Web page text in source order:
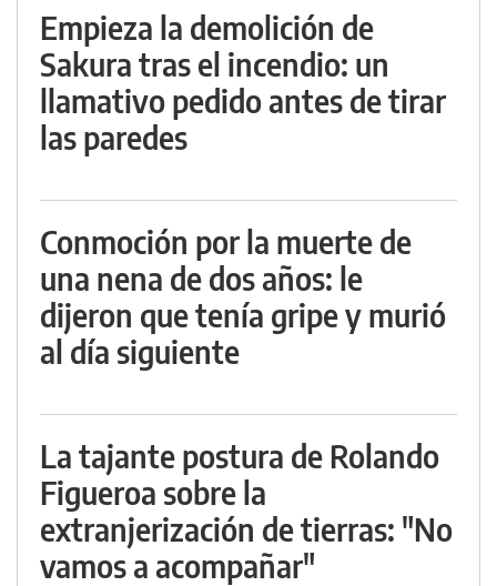
Empieza la demolición de
Sakura tras el incendio: un
llamativo pedido antes de tirar
las paredes
Conmoción por la muerte de
una nena de dos años: le
dijeron que tenía gripe y murió
al día siguiente
La tajante postura de Rolando
Figueroa sobre la
extranjerización de tierras: "No
vamos a acompañar"